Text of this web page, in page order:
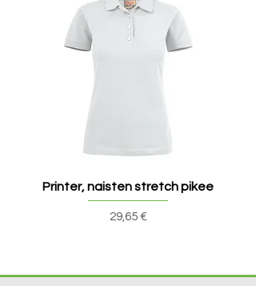
Printer, naisten stretch pikee
Hinta
29,65 €